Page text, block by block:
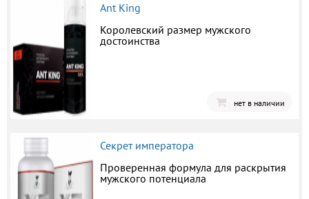
Ant King
Королевский размер мужского
достоинства
нет в наличии
Секрет императора
Проверенная формула для раскрытия
мужского потенциала